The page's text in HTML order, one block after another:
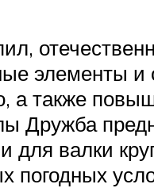
элементы
а также
Дружба
валки
погодных